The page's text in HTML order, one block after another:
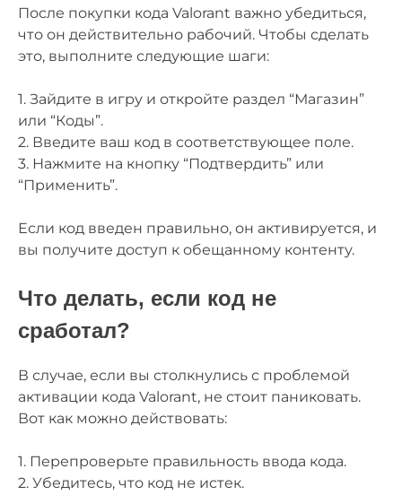
После покупки кода Valorant важно убедиться,
что он действительно рабочий. Чтобы сделать
это, выполните следующие шаги:
1. Зайдите в игру и откройте раздел “Магазин”
или “Коды”.
2. Введите ваш код в соответствующее поле.
3. Нажмите на кнопку “Подтвердить” или
“Применить”.
Если код введен правильно, он активируется, и
вы получите доступ к обещанному контенту.
Что делать, если код не
сработал?
В случае, если вы столкнулись с проблемой
активации кода Valorant, не стоит паниковать.
Вот как можно действовать:
1. Перепроверьте правильность ввода кода.
2. Убедитесь, что код не истек.